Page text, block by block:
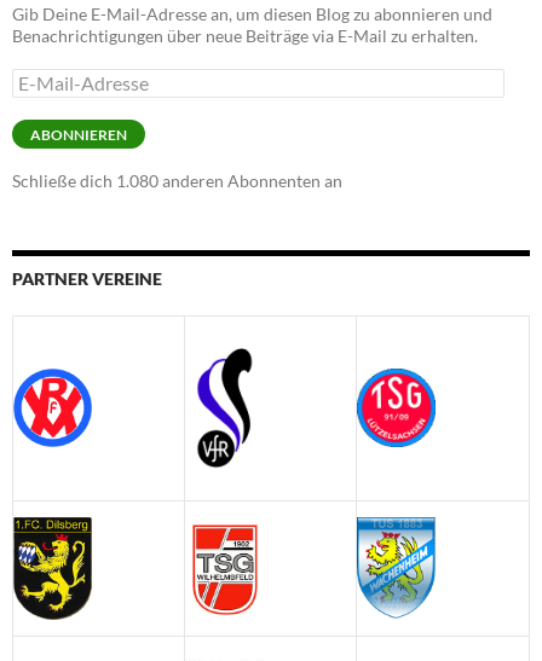
Gib Deine E-Mail-Adresse an, um diesen Blog zu abonnieren und
Benachrichtigungen über neue Beiträge via E-Mail zu erhalten.
E-
Mail-
Adresse
ABONNIEREN
Schließe dich 1.080 anderen Abonnenten an
PARTNER VEREINE